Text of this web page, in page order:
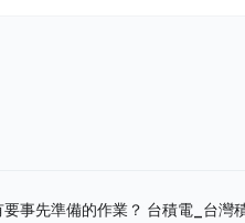
事先準備的作業？ 台積電_台灣